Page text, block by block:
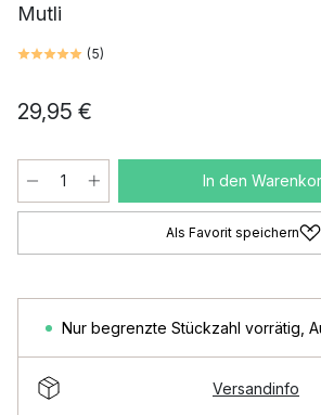
Mutli
(5)
29,95 €
In den
Als Favorit speichern
Nur begrenzte Stückzahl vorrätig
Versandinfo